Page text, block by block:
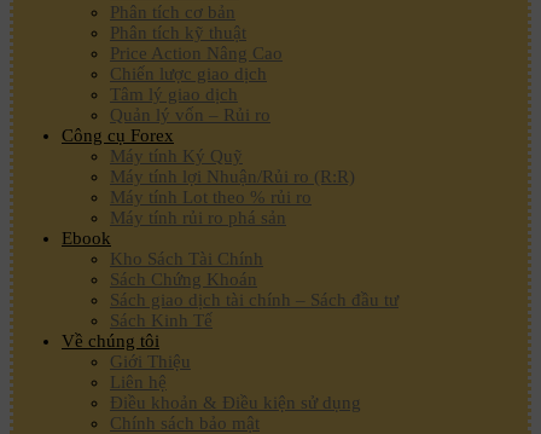
Phân tích cơ bản
Phân tích kỹ thuật
Price Action Nâng Cao
Chiến lược giao dịch
Tâm lý giao dịch
Quản lý vốn – Rủi ro
Công cụ Forex
Máy tính Ký Quỹ
Máy tính lợi Nhuận/Rủi ro (R:R)
Máy tính Lot theo % rủi ro
Máy tính rủi ro phá sản
Ebook
Kho Sách Tài Chính
Sách Chứng Khoán
Sách giao dịch tài chính – Sách đầu tư
Sách Kinh Tế
Về chúng tôi
Giới Thiệu
Liên hệ
Điều khoản & Điều kiện sử dụng
Chính sách bảo mật